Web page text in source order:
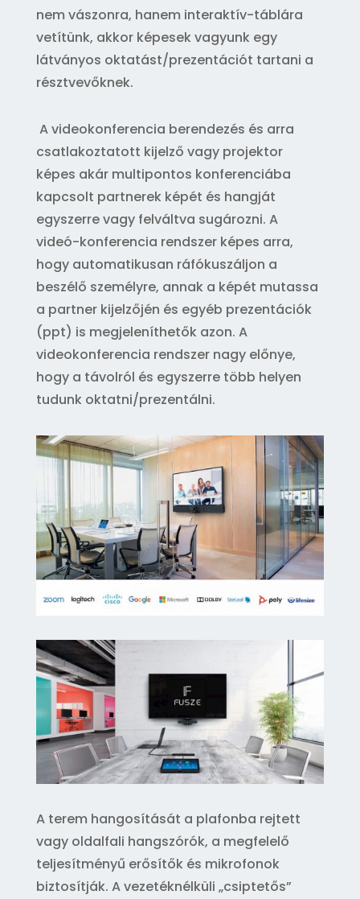
nem vászonra, hanem interaktív-táblára
vetítünk, akkor képesek vagyunk egy
látványos oktatást/prezentációt tartani a
résztvevőknek.
A videokonferencia berendezés és arra
csatlakoztatott kijelző vagy projektor
képes akár multipontos konferenciába
kapcsolt partnerek képét és hangját
egyszerre vagy felváltva sugározni. A
videó-konferencia rendszer képes arra,
hogy automatikusan ráfókuszáljon a
beszélő személyre, annak a képét mutassa
a partner kijelzőjén és egyéb prezentációk
(ppt) is megjeleníthetők azon. A
videokonferencia rendszer nagy előnye,
hogy a távolról és egyszerre több helyen
tudunk oktatni/prezentálni.
A terem hangosítását a plafonba rejtett
vagy oldalfali hangszórók, a megfelelő
teljesítményű erősítők és mikrofonok
biztosítják. A vezetéknélküli „csiptetős”